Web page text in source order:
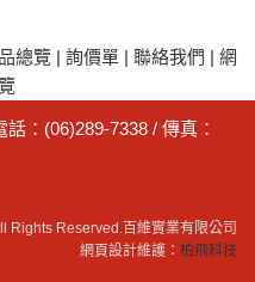
總覽| 詢價單 | 聯絡我們 | 網
話： (06)289-7338 / 傳真：
Rights Reserved.百維實業有限公司
網頁設計維護： 柏飛科技